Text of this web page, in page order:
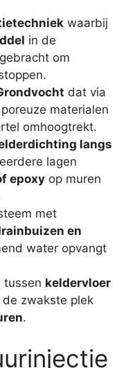
waarbij
in de
om
dat via
materialen
omhoogtrekt.
langs
lagen
epoxy op muren
met
en
water opvangt
tussen keldervloer
de zwakste plek
.